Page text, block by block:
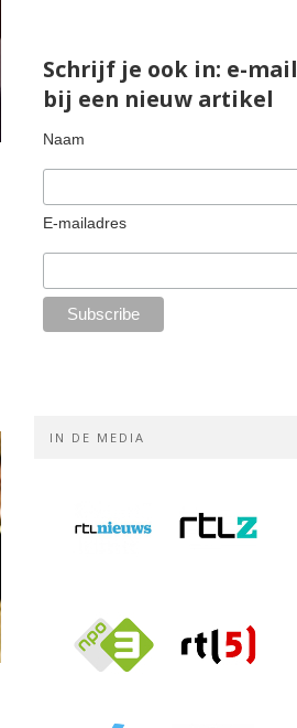
Schrijf je ook in: e-mail
bij een nieuw artikel
Naam
E-mailadres
IN DE MEDIA